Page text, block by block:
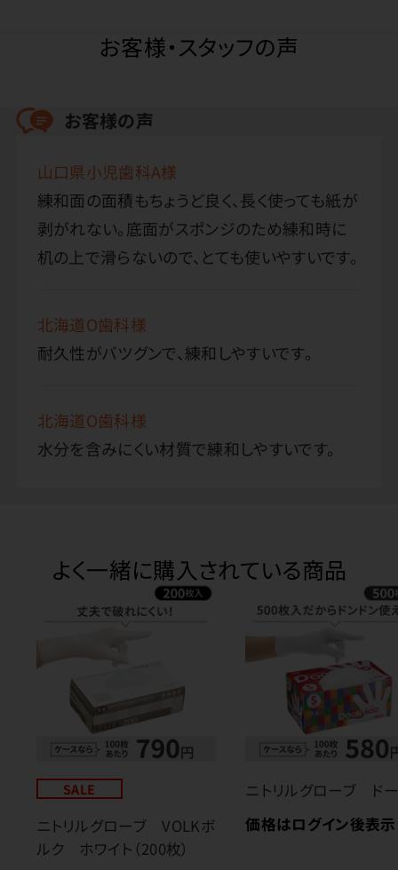
お客様・スタッフの声
お客様の声
山口県小児歯科A様
練和面の面積もちょうど良く、長く使っても紙が
剥がれない。底面がスポンジのため練和時に
机の上で滑らないので、とても使いやすいです。
北海道O歯科様
耐久性がバツグンで、練和しやすいです。
北海道O歯科様
水分を含みにくい材質で練和しやすいです。
よく一緒に購入されている商品
SALE
ニトリルグローブ VOLKボ
ルク ホワイト（200枚）
ニトリルグローブ ド
価格はログイン後表示